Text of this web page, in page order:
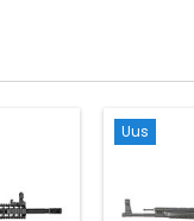
Uus